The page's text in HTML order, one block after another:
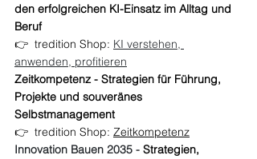
den erfolgreichen KI-Einsatz im Alltag und
Beruf
👉  tredition Shop: KI verstehen,
anwenden, profitieren
Zeitkompetenz - Strategien für Führung,
Projekte und souveränes
Selbstmanagement
👉  tredition Shop: Zeitkompetenz
Innovation Bauen 2035 - Strategien,